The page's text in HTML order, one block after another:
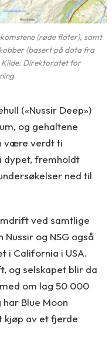
(røde flater), samt
(basert på data fra
Kilde: Direktoratet for
(«Nussir Deep»)
og gehaltene
være verdt ti
dypet, fremholdt
ned til
ved samtlige
og NSG også
i California i USA.
og selskapet blir da
om lag 50 000
Blue Moon
kjøp av et fjerde